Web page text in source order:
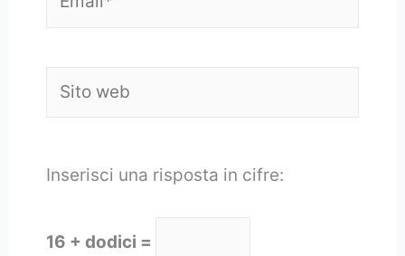
web
Inserisci una risposta in cifre:
16 + dodici =